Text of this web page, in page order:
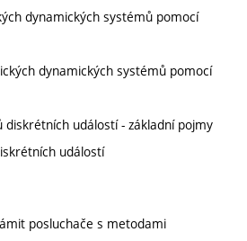
dynamických systémů pomocí
dynamických systémů pomocí
diskrétních událostí - základní pojmy
událostí
posluchače s metodami